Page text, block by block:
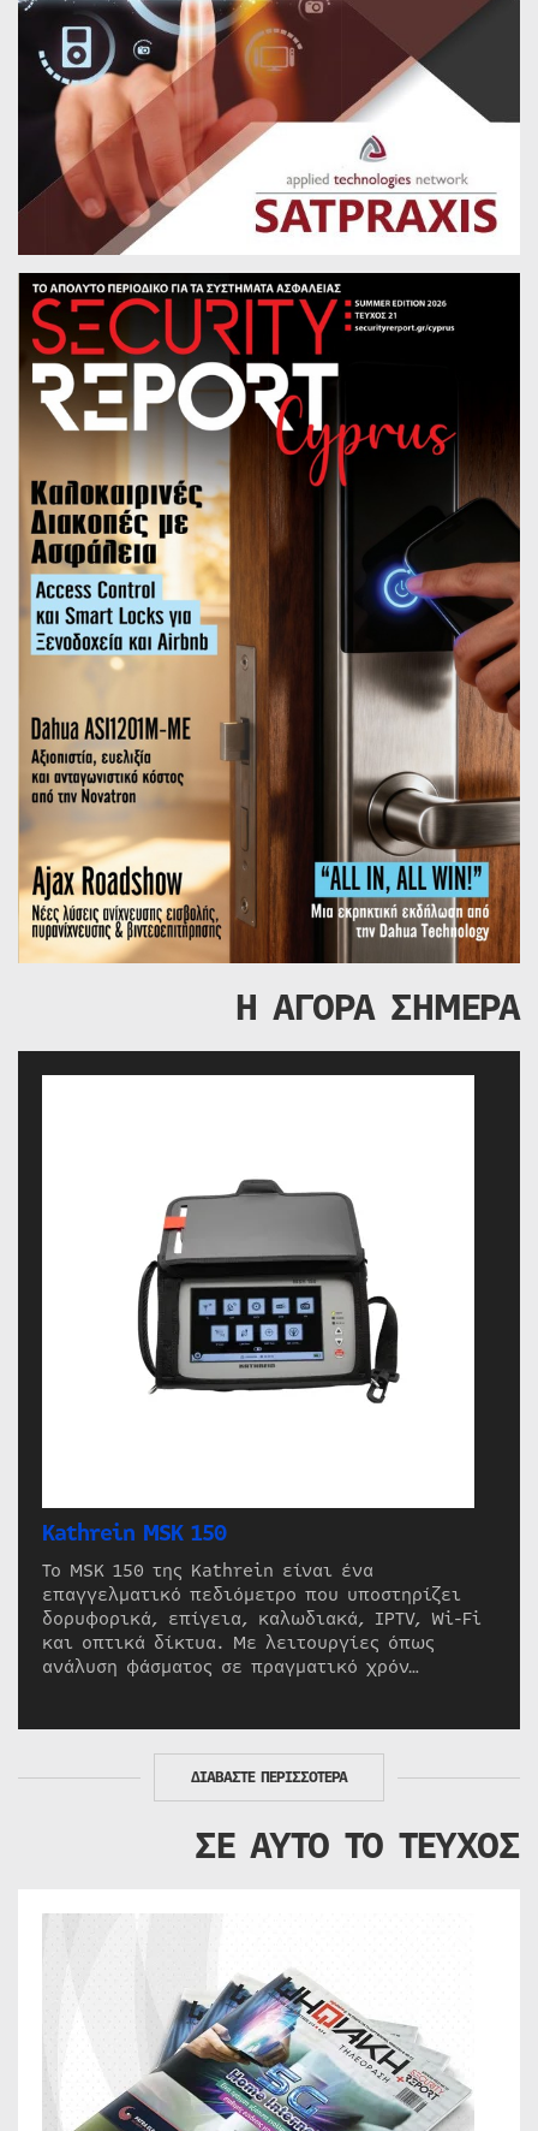
Η ΑΓΟΡΑ ΣΗΜΕΡΑ
Kathrein MSK 150
Το MSK 150 της Kathrein είναι ένα
επαγγελματικό πεδιόμετρο που υποστηρίζει
δορυφορικά, επίγεια, καλωδιακά, IPTV, Wi-Fi
και οπτικά δίκτυα. Με λειτουργίες όπως
ανάλυση φάσματος σε πραγματικό χρόν…
ΔΙΑΒΑΣΤΕ ΠΕΡΙΣΣΟΤΕΡΑ
ΣΕ ΑΥΤΟ ΤΟ ΤΕΥΧΟΣ